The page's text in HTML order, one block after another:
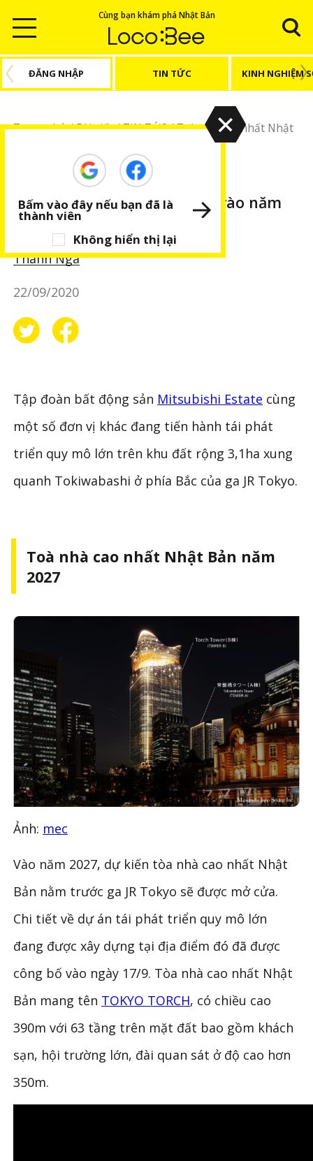
Cùng bạn khám phá Nhật Bản
ĐĂNG NHẬP TIN TỨC KINH NGHIỆM
Trang chủ/Bài viết/TIN TỨC/Toà nhà cao nhất Nhật
BÀI VIẾT NỔI BẬT
Toà nhà cao nhất Nhật Bản vào năm
2027
Thanh Nga
22/09/2020
Tập đoàn bất động sản Mitsubishi Estate cùng
một số đơn vị khác đang tiến hành tái phát
triển quy mô lớn trên khu đất rộng 3,1ha xung
quanh Tokiwabashi ở phía Bắc của ga JR Tokyo.
Toà nhà cao nhất Nhật Bản năm
2027
Ảnh: mec
Vào năm 2027, dự kiến tòa nhà cao nhất Nhật
Bản nằm trước ga JR Tokyo sẽ được mở cửa.
Chi tiết về dự án tái phát triển quy mô lớn
đang được xây dựng tại địa điểm đó đã được
công bố vào ngày 17/9. Tòa nhà cao nhất Nhật
Bản mang tên TOKYO TORCH, có chiều cao
390m với 63 tầng trên mặt đất bao gồm khách
sạn, hội trường lớn, đài quan sát ở độ cao hơn
350m.
Không hiển thị lại
Bấm vào đây nếu bạn đã là
thành viên